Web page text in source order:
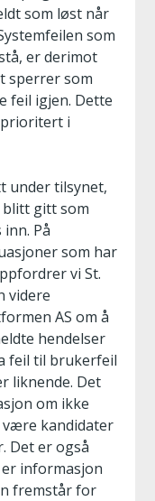
som løst når
som
er derimot
sperrer som
feil igjen. Dette
i
under tilsynet,
gitt som
På
som har
vi St.
videre
AS om å
hendelser
feil til brukerfeil
liknende. Det
om ikke
være kandidater
Det er også
informasjon
fremstår for